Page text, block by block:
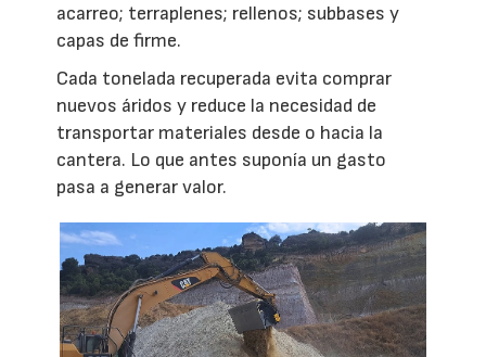
acarreo; terraplenes; rellenos; subbases y
capas de firme.
Cada tonelada recuperada evita comprar
nuevos áridos y reduce la necesidad de
transportar materiales desde o hacia la
cantera. Lo que antes suponía un gasto
pasa a generar valor.